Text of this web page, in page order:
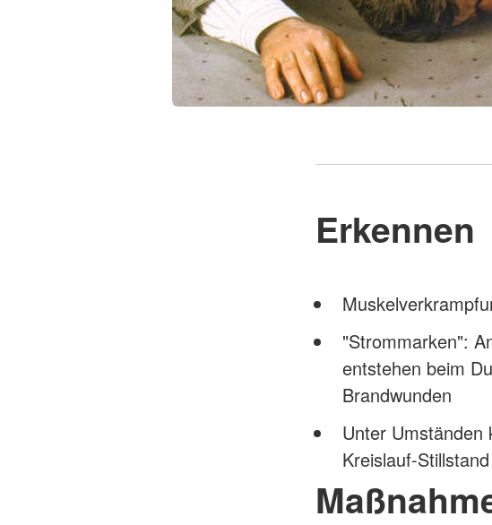
Erkennen
"Strommarken":
entstehen beim
Brandwunden
Unter Umständen
Kreislauf-Stillstand